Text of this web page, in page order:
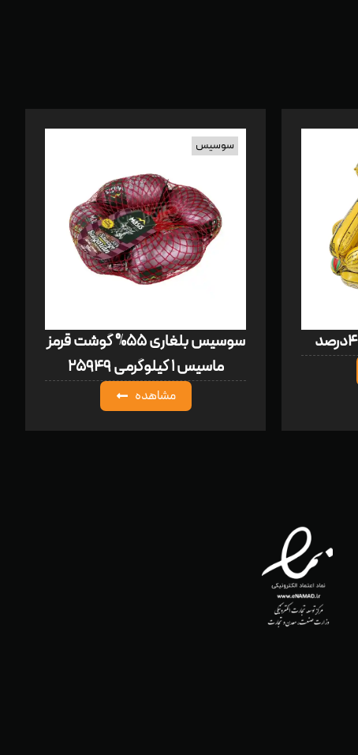
سوسیس بلغاری ۵۵% گوشت قرمز
ماسیس ۱ کیلوگرمی ۲۵۹۴۹
مشاهده
سوسیس